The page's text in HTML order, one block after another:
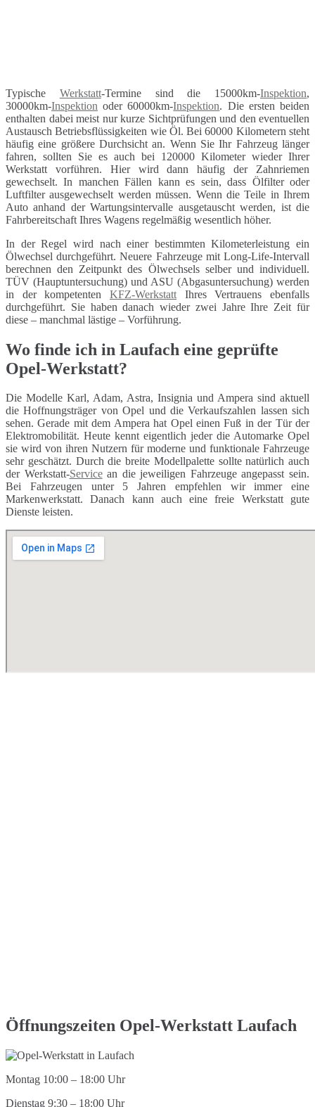
Typische Werkstatt-Termine sind die 15000km-Inspektion,
30000km-Inspektion oder 60000km-Inspektion. Die ersten beiden
enthalten dabei meist nur kurze Sichtprüfungen und den eventuellen
Austausch Betriebsflüssigkeiten wie Öl. Bei 60000 Kilometern steht
häufig eine größere Durchsicht an. Wenn Sie Ihr Fahrzeug länger
fahren, sollten Sie es auch bei 120000 Kilometer wieder Ihrer
Werkstatt vorführen. Hier wird dann häufig der Zahnriemen
gewechselt. In manchen Fällen kann es sein, dass Ölfilter oder
Luftfilter ausgewechselt werden müssen. Wenn die Teile in Ihrem
Auto anhand der Wartungsintervalle ausgetauscht werden, ist die
Fahrbereitschaft Ihres Wagens regelmäßig wesentlich höher.
In der Regel wird nach einer bestimmten Kilometerleistung ein
Ölwechsel durchgeführt. Neuere Fahrzeuge mit Long-Life-Intervall
berechnen den Zeitpunkt des Ölwechsels selber und individuell.
TÜV (Hauptuntersuchung) und ASU (Abgasuntersuchung) werden
in der kompetenten KFZ-Werkstatt Ihres Vertrauens ebenfalls
durchgeführt. Sie haben danach wieder zwei Jahre Ihre Zeit für
diese – manchmal lästige – Vorführung.
Wo finde ich in Laufach eine geprüfte
Opel-Werkstatt?
Die Modelle Karl, Adam, Astra, Insignia und Ampera sind aktuell
die Hoffnungsträger von Opel und die Verkaufszahlen lassen sich
sehen. Gerade mit dem Ampera hat Opel einen Fuß in der Tür der
Elektromobilität. Heute kennt eigentlich jeder die Automarke Opel
sie wird von ihren Nutzern für moderne und funktionale Fahrzeuge
sehr geschätzt. Durch die breite Modellpalette sollte natürlich auch
der Werkstatt-Servicean die jeweiligen Fahrzeuge angepasst sein.
Bei Fahrzeugen unter 5 Jahren empfehlen wir immer eine
Markenwerkstatt. Danach kann auch eine freie Werkstatt gute
Dienste leisten.
Öffnungszeiten Opel-Werkstatt Laufach
Montag 10:00 – 18:00 Uhr
Dienstag 9:30 – 18:00 Uhr